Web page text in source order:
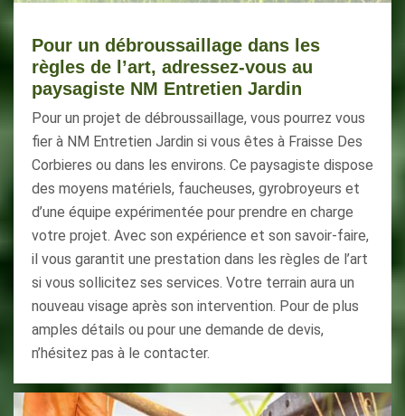
Pour un débroussaillage dans les
règles de l’art, adressez-vous au
paysagiste NM Entretien Jardin
Pour un projet de débroussaillage, vous pourrez vous
fier à NM Entretien Jardin si vous êtes à Fraisse Des
Corbieres ou dans les environs. Ce paysagiste dispose
des moyens matériels, faucheuses, gyrobroyeurs et
d’une équipe expérimentée pour prendre en charge
votre projet. Avec son expérience et son savoir-faire,
il vous garantit une prestation dans les règles de l’art
si vous sollicitez ses services. Votre terrain aura un
nouveau visage après son intervention. Pour de plus
amples détails ou pour une demande de devis,
n’hésitez pas à le contacter.